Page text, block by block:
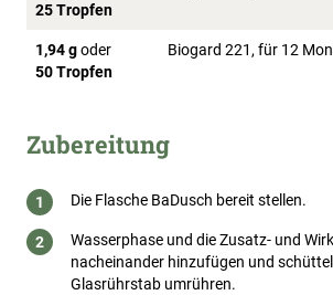
25 Tropfen
1,94 goder
50 Tropfen
Biogard 221, für 12
Zubereitung
Die Flasche BaDusch bereit stellen.
Wasserphase und die Zusatz- und
nacheinander hinzufügen und
Glasrührstab umrühren.